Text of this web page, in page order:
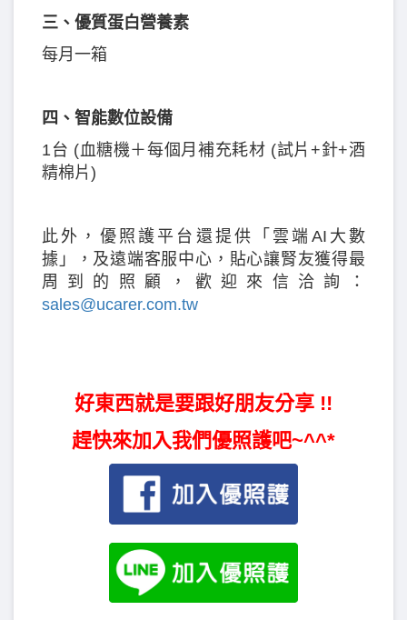
三、優質蛋白營養素
每月一箱
四、智能數位設備
1台 (血糖機＋每個月補充耗材 (試片+針+酒
精棉片)
此外，優照護平台還提供「雲端AI大數
據」，及遠端客服中心，貼心讓腎友獲得最
周到的照顧，歡迎來信洽詢：
sales@ucarer.com.tw
好東西就是要跟好朋友分享 !!
趕快來加入我們優照護吧~^^*